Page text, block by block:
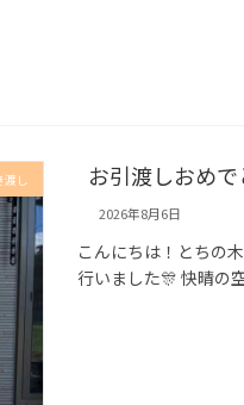
渡し お引渡しおめ
2026年8月6日
こんにちは！とちの
行いました🎊 快晴の